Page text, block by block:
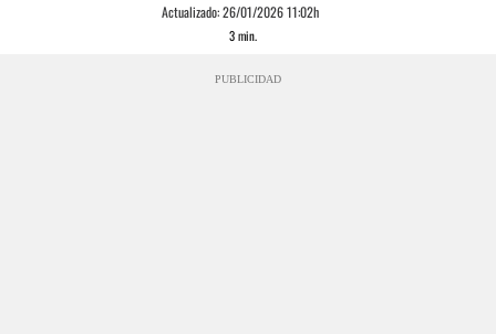
Actualizado:26/01/2026 11:02h
3min.
PUBLICIDAD